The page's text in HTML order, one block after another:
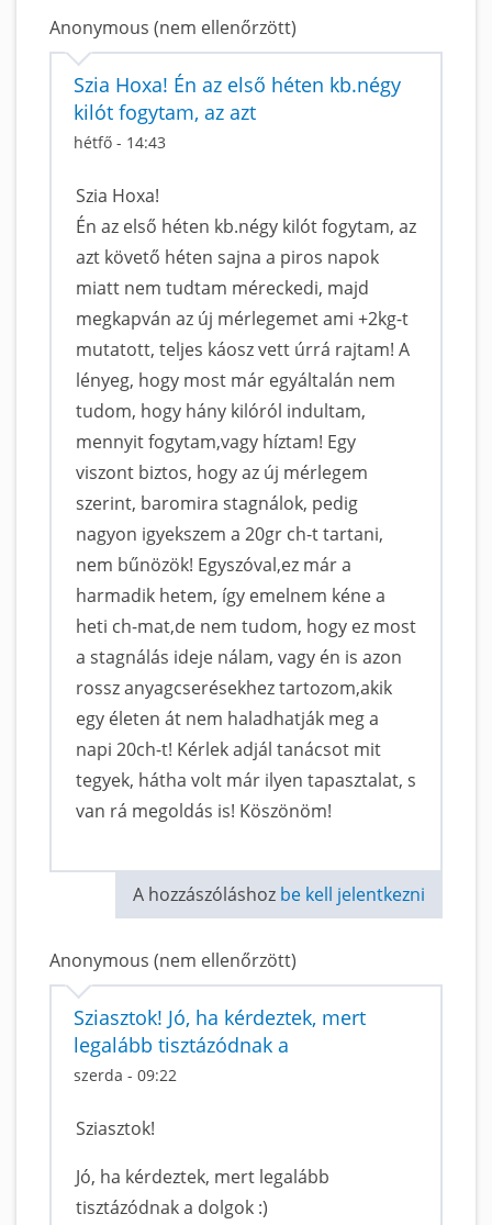
Anonymous (nem ellenőrzött)
Szia Hoxa! Én az első héten kb.négy
kilót fogytam, az azt
hétfő - 14:43
Szia Hoxa!
Én az első héten kb.négy kilót fogytam, az
azt követő héten sajna a piros napok
miatt nem tudtam méreckedi, majd
megkapván az új mérlegemet ami +2kg-t
mutatott, teljes káosz vett úrrá rajtam! A
lényeg, hogy most már egyáltalán nem
tudom, hogy hány kilóról indultam,
mennyit fogytam,vagy híztam! Egy
viszont biztos, hogy az új mérlegem
szerint, baromira stagnálok, pedig
nagyon igyekszem a 20gr ch-t tartani,
nem bűnözök! Egyszóval,ez már a
harmadik hetem, így emelnem kéne a
heti ch-mat,de nem tudom, hogy ez most
a stagnálás ideje nálam, vagy én is azon
rossz anyagcserésekhez tartozom,akik
egy életen át nem haladhatják meg a
napi 20ch-t! Kérlek adjál tanácsot mit
tegyek, hátha volt már ilyen tapasztalat, s
van rá megoldás is! Köszönöm!
A hozzászóláshoz be kell jelentkezni
Anonymous (nem ellenőrzött)
Sziasztok! Jó, ha kérdeztek, mert
legalább tisztázódnak a
szerda - 09:22
Sziasztok!
Jó, ha kérdeztek, mert legalább
tisztázódnak a dolgok :)